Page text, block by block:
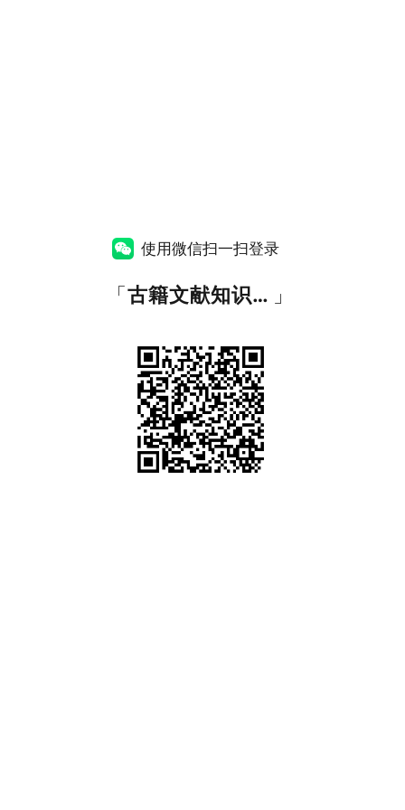
使用微信扫一扫登录
「 古籍文献知识图谱网 」